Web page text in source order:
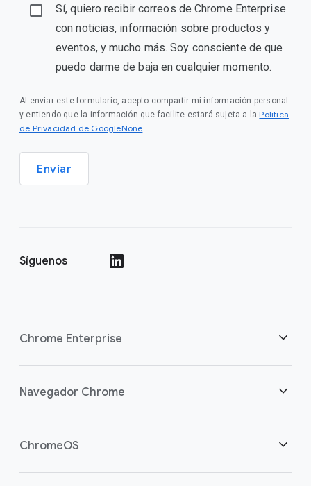
Sí, quiero recibir correos de Chrome Enterprise
con noticias, información sobre productos y
eventos, y mucho más. Soy consciente de que
puedo darme de baja en cualquier momento.
Al enviar este formulario, acepto compartir mi información personal
y entiendo que la información que facilite estará sujeta a la Política
de Privacidad de GoogleNone.
Enviar
Síguenos
Chrome Enterprise
Seguridad
Navegador Chrome
Descripción general
ChromeOS